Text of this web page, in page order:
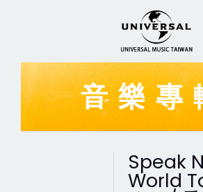
音樂專
Speak
World